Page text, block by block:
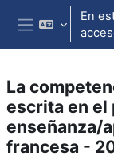
Salta al contenido
Panel lateral
En
La
escrita en el
enseñanza/
francesa -